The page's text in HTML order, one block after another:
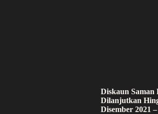
Diskaun Saman
Dilanjutkan
Disember 2021